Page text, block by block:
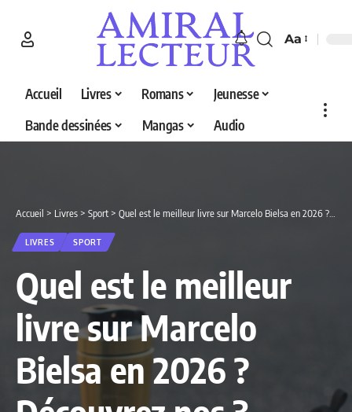
Aa
Accueil Livres Romans
Jeunesse
Bande dessinées
Mangas Audio
Accueil > Livres > Sport > Quel est le meilleur livre sur Marcelo Bielsa en 2026 ? Découvrez nos 3 sélections
LIVRES SPORT
Quel est le meilleur
livre sur Marcelo
Bielsa en 2026 ?